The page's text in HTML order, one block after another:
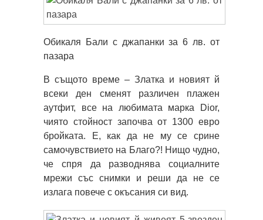
Обикаля Бали с джапанки за 6 лв. от
пазара
В същото време – Златка и новият й
всеки ден сменят различен плажен
аутфит, все на любимата марка Dior,
чиято стойност започва от 1300 евро
бройката. Е, как да не му се срине
самочувствието на Благо?! Нищо чудно,
че спря да разводнява социалните
мрежи със снимки и реши да не се
излага повече с окъсания си вид.